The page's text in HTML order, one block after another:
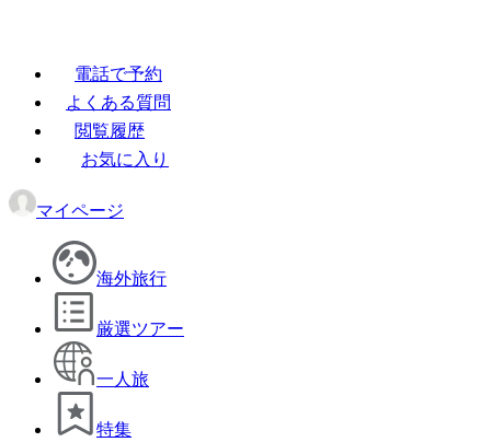
電話で予約
よくある質問
閲覧履歴
お気に入り
マイページ
海外旅行
厳選ツアー
一人旅
特集